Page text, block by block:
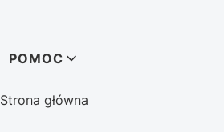
POMOC
Strona główna